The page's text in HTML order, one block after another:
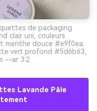
de packaging
clair uni, couleurs
menthe douce #e9f0ea
vert profond #5d6b63,
--ar 3:2
Lavande Pâle